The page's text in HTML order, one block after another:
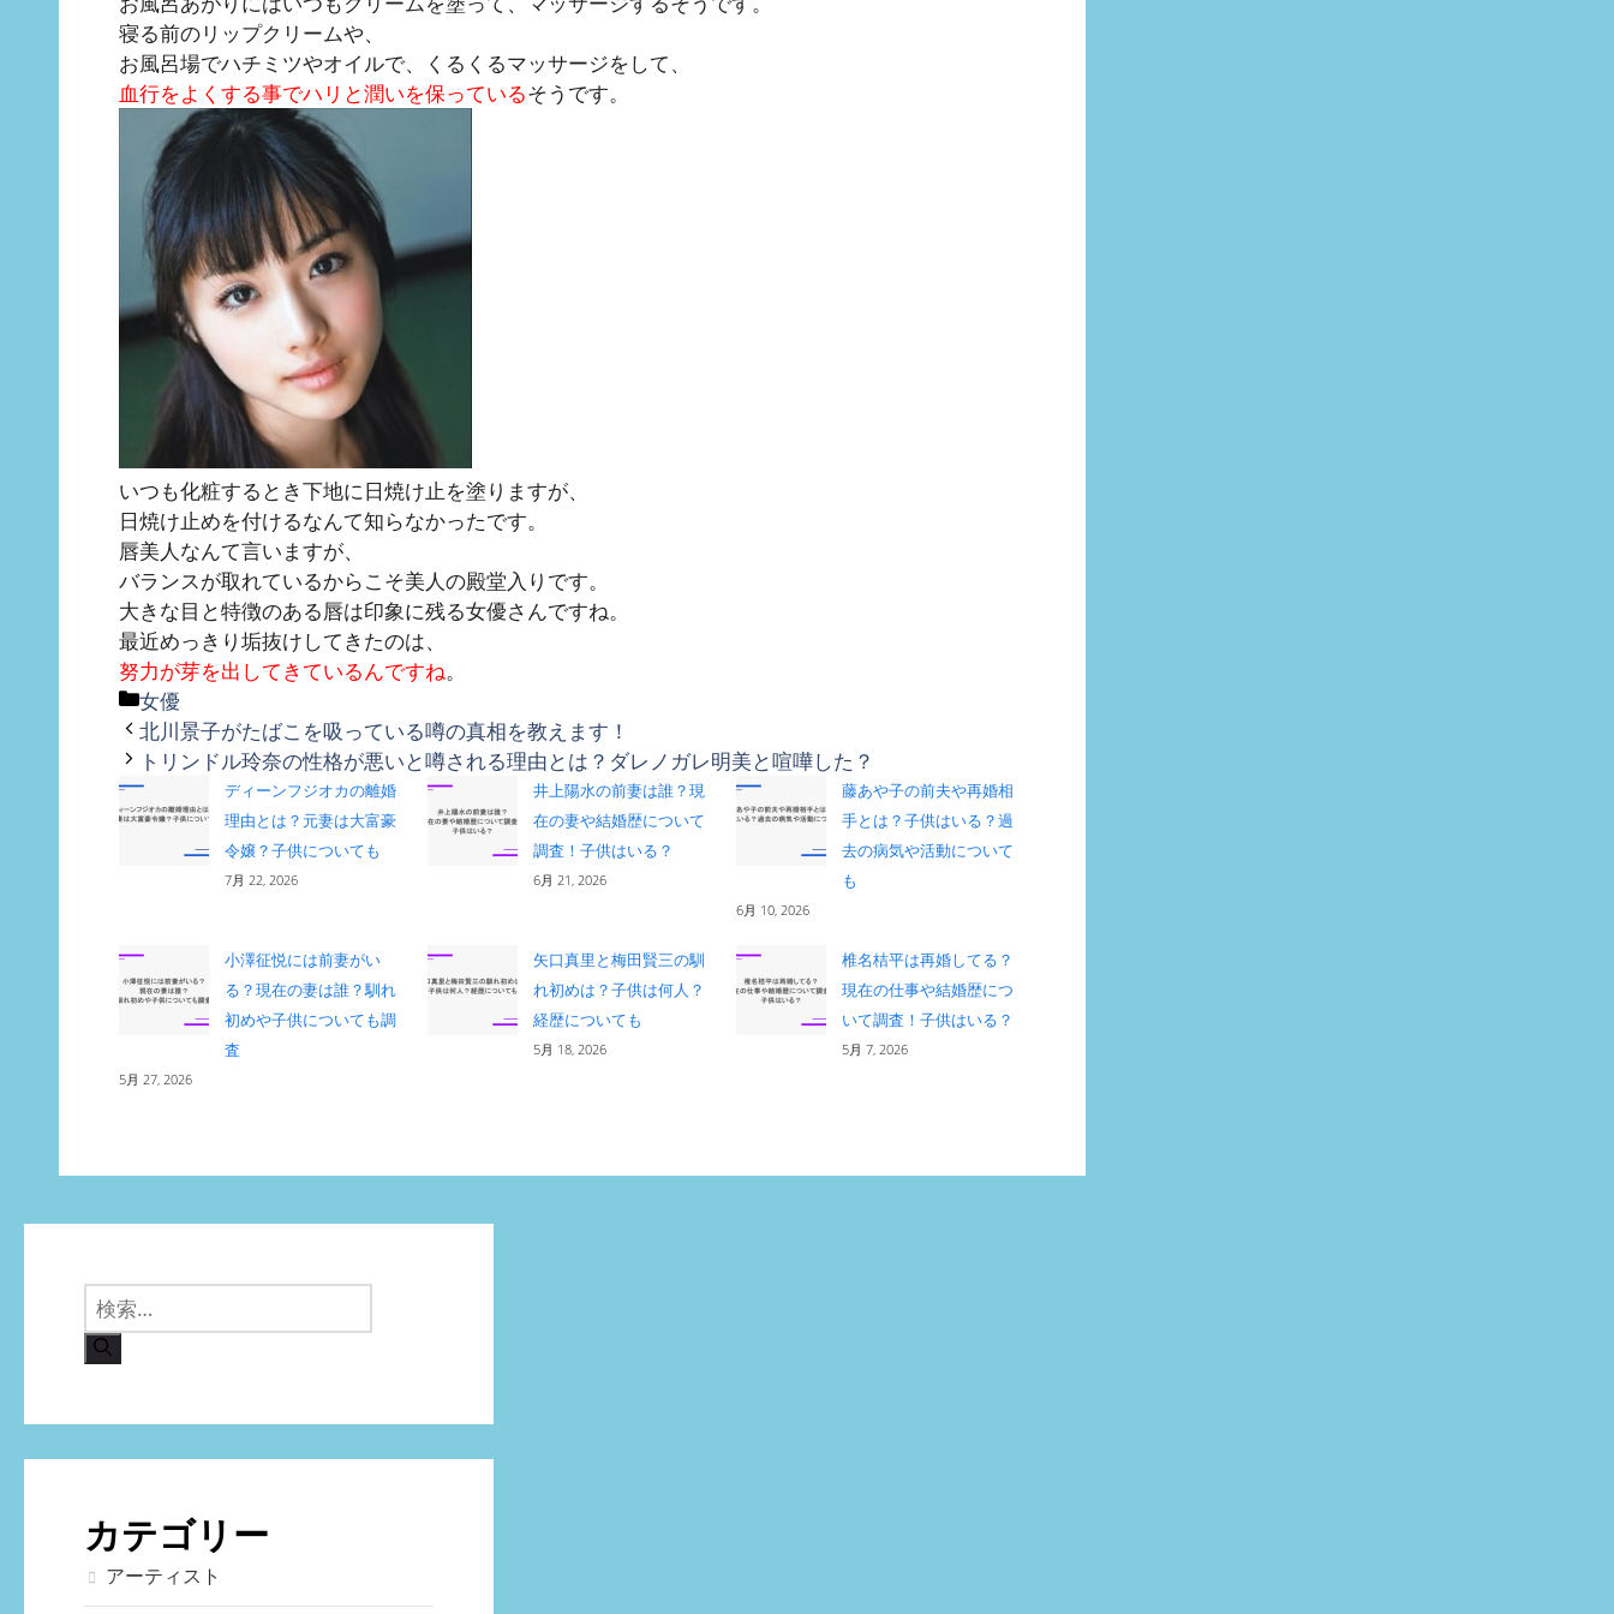
寝る前のリップクリームや、
お風呂場でハチミツやオイルで、くるくるマッサージをして、
血行をよくする事でハリと潤いを保っているそうです。
いつも化粧するとき下地に日焼け止を塗りますが、
日焼け止めを付けるなんて知らなかったです。
唇美人なんて言いますが、
バランスが取れているからこそ美人の殿堂入りです。
大きな目と特徴のある唇は印象に残る女優さんですね。
最近めっきり垢抜けしてきたのは、
努力が芽を出してきているんですね。
カ
テ
ゴ
リ
ー
女優
北川景子がたばこを吸っている噂の真相を教えます！
トリンドル玲奈の性格が悪いと噂される理由とは？ダレノガレ明美と喧嘩した？
ディーンフジオカの離婚
理由とは？元妻は大富豪
令嬢？子供についても
7月 22, 2026
井上陽水の前妻は誰？現
在の妻や結婚歴について
調査！子供はいる？
6月 21, 2026
藤あや子の前夫や再婚相
手とは？子供はいる？過
去の病気や活動について
も
6月 10, 2026
小澤征悦には前妻がい
る？現在の妻は誰？馴れ
初めや子供についても調
査
5月 27, 2026
矢口真里と梅田賢三の馴
れ初めは？子供は何人？
経歴についても
5月 18, 2026
椎名桔平は再婚してる？
現在の仕事や結婚歴につ
いて調査！子供はいる？
5月 7, 2026
検
索:
カテゴリー
アーティスト